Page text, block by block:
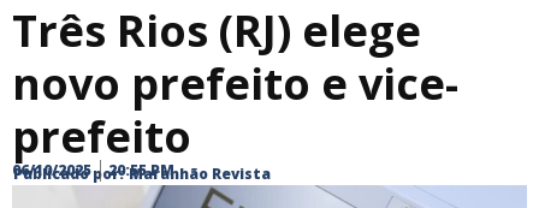
Três Rios (RJ) elege
novo prefeito e vice-
prefeito
Publicado por: Maranhão Revista
06/10/2025 20:55 PM